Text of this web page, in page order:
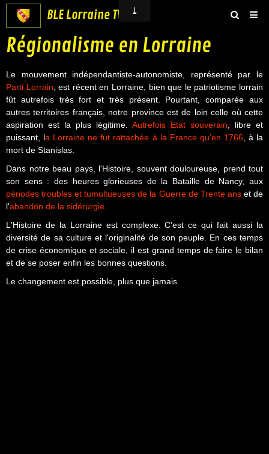
BLE Lorraine TV
Accueil
BLE Vidéos
Boutique
Contact
Régionalisme en Lorraine
Le mouvement indépendantiste-autonomiste, représenté par le
Parti Lorrain , est récent en Lorraine, bien que le patriotisme lorrain
fût autrefois très fort et très présent. Pourtant, comparée aux
autres territoires français, notre province est de loin celle où cette
aspiration est la plus légitime. Autrefois Etat souverain , libre et
puissant, la Lorraine ne fut rattachée à la France qu’en 1766, à la
mort de Stanislas.
Dans notre beau pays, l'Histoire, souvent douloureuse, prend tout
son sens : des heures glorieuses de la Bataille de Nancy, aux
périodes troubles et tumultueuses de la Guerre de Trente anset de
l'abandon de la sidérurgie
L'Histoire de la Lorraine est complexe. C’est ce qui fait aussi la
diversité de sa culture et l'originalité de son peuple. En ces temps
de crise économique et sociale, il est grand temps de faire le bilan
et de se poser enfin les bonnes questions.
Le changement est possible, plus que jamais.